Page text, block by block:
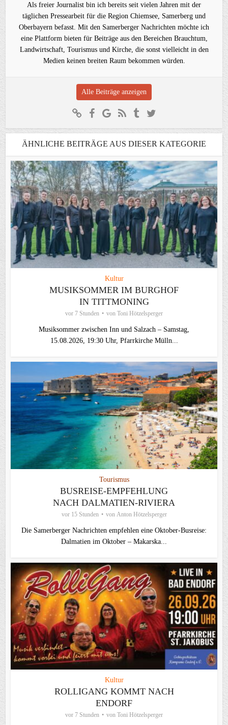
Als freier Journalist bin ich bereits seit vielen Jahren mit der
täglichen Pressearbeit für die Region Chiemsee, Samerberg und
Oberbayern befasst. Mit den Samerberger Nachrichten möchte ich
eine Plattform bieten für Beiträge aus den Bereichen Brauchtum,
Landwirtschaft, Tourismus und Kirche, die sonst vielleicht in den
Medien keinen breiten Raum bekommen würden.
Alle Beiträge anzeigen
ÄHNLICHE BEITRÄGE AUS DIESER KATEGORIE
Kultur
MUSIKSOMMER IM BURGHOF
IN TITTMONING
vor 7 Stunden von Toni Hötzelsperger
Musiksommer zwischen Inn und Salzach – Samstag,
15.08.2026, 19:30 Uhr, Pfarrkirche Mülln...
Tourismus
BUSREISE-EMPFEHLUNG
NACH DALMATIEN-RIVIERA
vor 15 Stunden von Anton Hötzelsperger
Die Samerberger Nachrichten empfehlen eine Oktober-Busreise:
Dalmatien im Oktober – Makarska...
Kultur
ROLLIGANG KOMMT NACH
ENDORF
vor 7 Stunden von Toni Hötzelsperger